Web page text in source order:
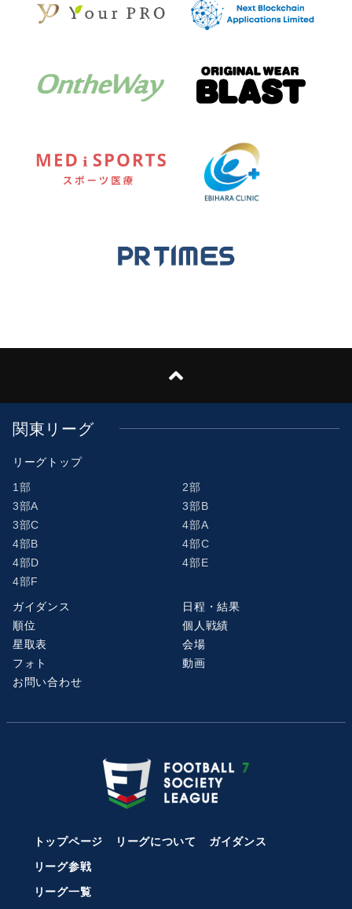
関東リーグ
リーグトップ
1部
2部
3部A
3部B
3部C
4部A
4部B
4部C
4部D
4部E
4部F
ガイダンス
日程・結果
順位
個人戦績
星取表
会場
フォト
動画
お問い合わせ
トップページ リーグについて
ガイダンス
リーグ参戦
リーグ一覧